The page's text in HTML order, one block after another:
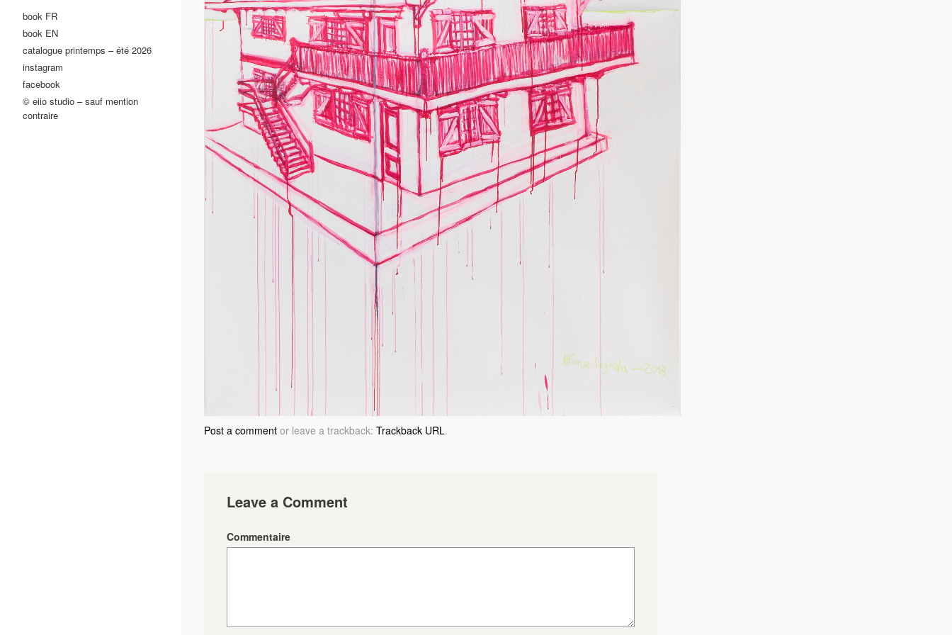
book FR
book EN
catalogue printemps – été 2026
instagram
facebook
© eiio studio – sauf mention
contraire
Post a comment or leave a trackback: Trackback URL.
Leave a Comment
Commentaire